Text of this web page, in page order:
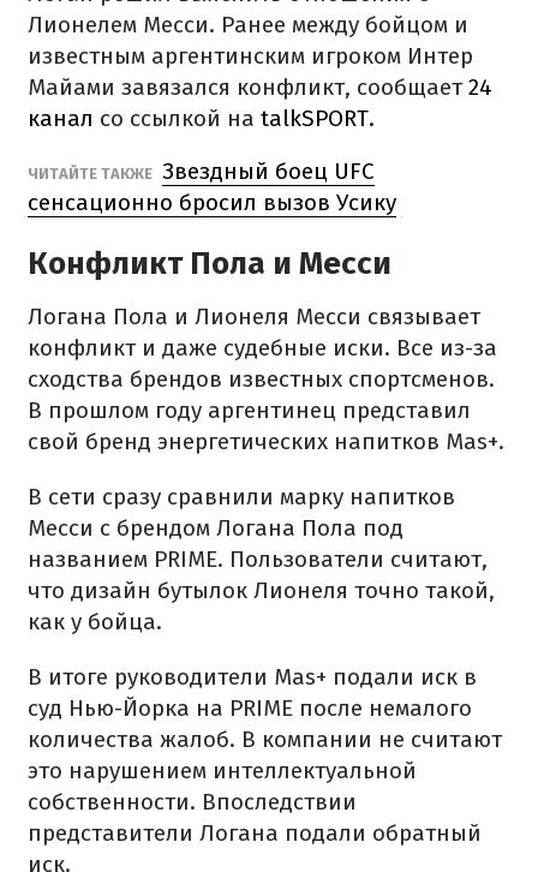
Лионелем Месси. Ранее между бойцом и
известным аргентинским игроком Интер
Майами завязался конфликт, сообщает24
канал со ссылкой на talkSPORT.
ЧИТАЙТЕ ТАКЖЕ Звездный боец UFC
сенсационно бросил вызов Усику
Конфликт Пола и Месси
Логана Пола и Лионеля Месси связывает
конфликт и даже судебные иски. Все из-за
сходства брендов известных спортсменов.
В прошлом году аргентинец представил
свой бренд энергетических напитков Mas+.
В сети сразу сравнили марку напитков
Месси с брендом Логана Пола под
названием PRIME. Пользователи считают,
что дизайн бутылок Лионеля точно такой,
как у бойца.
В итоге руководители Mas+ подали иск в
суд Нью-Йорка на PRIME после немалого
количества жалоб. В компании не считают
это нарушением интеллектуальной
собственности. Впоследствии
представители Логана подали обратный
иск.